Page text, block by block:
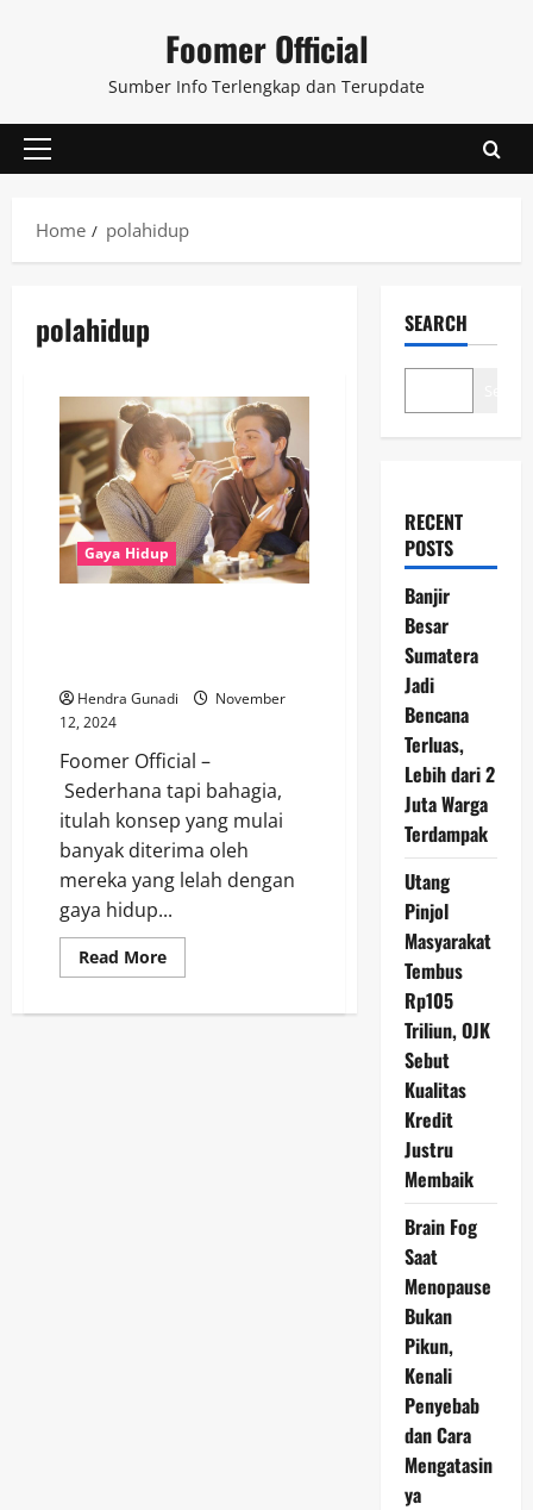
Foomer Official
Sumber Info Terlengkap dan Terupdate
Primary
Home
polahidup
polahidup
Gaya Hidup
Hendra Gunadi
November
12, 2024
Foomer Official –
Sederhana tapi bahagia,
itulah konsep yang mulai
banyak diterima oleh
mereka yang lelah dengan
gaya hidup...
Read MoreRead
more
Tapi
SEARCH
RECENT
POSTS
Banjir
Besar
Sumatera
Jadi
Bencana
Terluas,
Lebih dari 2
Juta Warga
Terdampak
Utang
Pinjol
Masyarakat
Tembus
Rp105
Triliun, OJK
Sebut
Kualitas
Kredit
Justru
Membaik
Brain Fog
Saat
Menopause
Bukan
Pikun,
Kenali
Penyebab
dan Cara
Mengatasin
ya